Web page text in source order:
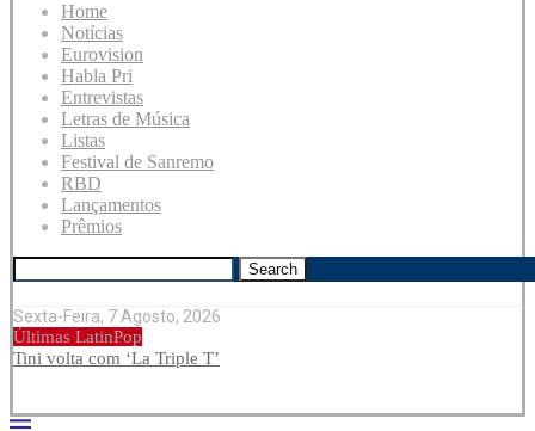
Home
Notícias
Eurovision
Habla Pri
Entrevistas
Letras de Música
Listas
Festival de Sanremo
RBD
Lançamentos
Prêmios
Search
Sexta-Feira, 7 Agosto, 2026
Últimas LatinPop
Tini volta com ‘La Triple T’